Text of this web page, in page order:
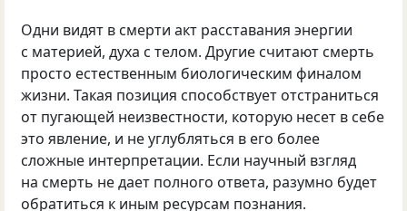
Одни видят в смерти акт расставания энергии
с материей, духа с телом. Другие считают смерть
просто естественным биологическим финалом
жизни. Такая позиция способствует отстраниться
от пугающей неизвестности, которую несет в себе
это явление, и не углубляться в его более
сложные интерпретации. Если научный взгляд
на смерть не дает полного ответа, разумно будет
обратиться к иным ресурсам познания.